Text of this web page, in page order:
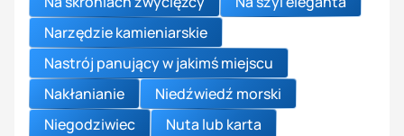
Narzędzie kamieniarskie
Nastrój panujący w jakimś miejscu
Nakłanianie
Niedźwiedź morski
Niegodziwiec
Nuta lub karta